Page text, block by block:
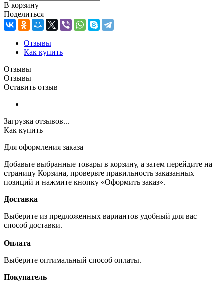
В корзину
Поделиться
Отзывы
Как купить
Отзывы
Отзывы
Оставить отзыв
Загрузка отзывов...
Как купить
Для оформления заказа
Добавьте выбранные товары в корзину, а затем перейдите на
страницу Корзина, проверьте правильность заказанных
позиций и нажмите кнопку «Оформить заказ».
Доставка
Выберите из предложенных вариантов удобный для вас
способ доставки.
Оплата
Выберите оптимальный способ оплаты.
Покупатель